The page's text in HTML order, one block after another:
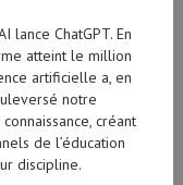
lance ChatGPT. En
atteint le million
artificielle a, en
notre
créant
de l’éducation
discipline.